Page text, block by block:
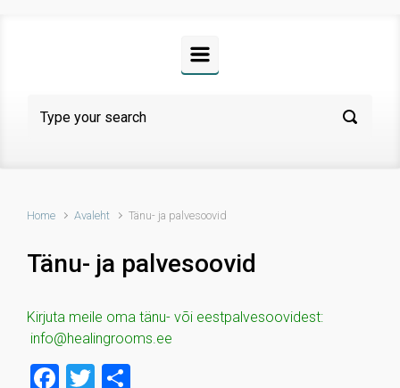
Home Avaleht Tänu- ja palvesoovid
Tänu- ja palvesoovid
Kirjuta meile oma tänu- või eestpalvesoovidest:
info@healingrooms.ee
F
T